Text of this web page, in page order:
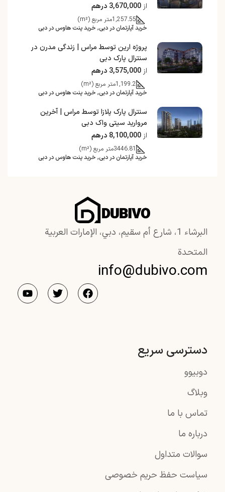
از 3,670,000 درهم
1,257.55متر مربع (m²)
خرید آپارتمان در دبی, خرید پنت هاوس در دبی
پروژه ارین توسط مراس | زندگی مدرن در
سنترال پارک دبی
از 3,575,000 درهم
1,199.2متر مربع (m²)
خرید آپارتمان در دبی, خرید پنت هاوس در دبی
سنترال پارک پلازا توسط مراس | آخرین
مروارید سیتی واک دبی
از 8,100,000 درهم
3446.81متر مربع (m²)
خرید آپارتمان در دبی, خرید پنت هاوس در دبی
البرشاء 1، شارع أم سقيم، دبي، الإمارات العربية
المتحدة
info@dubivo.com
دسترسی سریع
دوبیوو
وبلاگ
تماس با ما
درباره ما
سوالات متداول
سیاست حفظ حریم خصوصی